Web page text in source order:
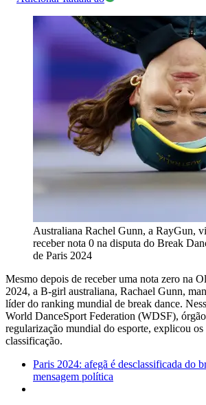
Australiana Rachel Gunn, a RayGun,
receber nota 0 na disputa do Break
de Paris 2024
Mesmo depois de receber uma nota zero na
2024, a B-girl australiana, Rachael Gunn,
líder do ranking mundial de break dance.
World DanceSport Federation (WDSF),
regularização mundial do esporte, explicou
classificação.
Paris 2024: afegã é desclassificada do
mensagem política